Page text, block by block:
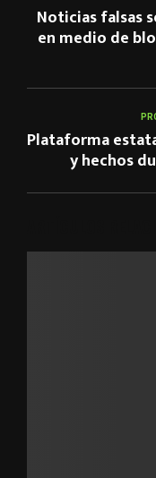
Noticias falsas
en medio de
Plataforma
y hechos